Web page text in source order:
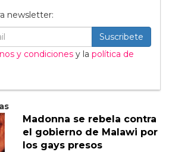
newsletter:
Suscribete
y condiciones y la política de
Madonna se rebela contra
el gobierno de Malawi por
los gays presos